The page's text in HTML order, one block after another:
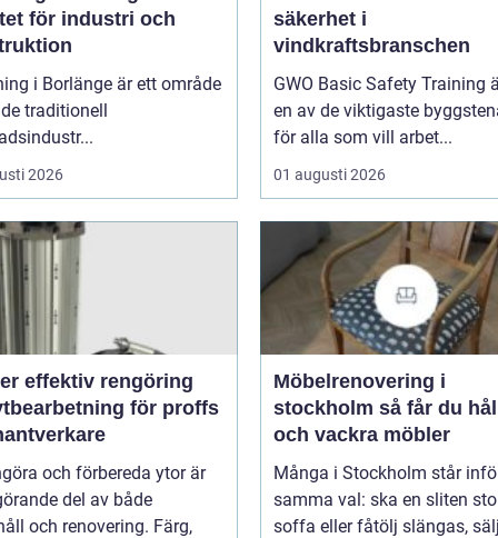
för industri och
i Borlänge är ett område
traditionell
2026
säkerhet i
vindkraftsbranschen
GWO Basic Safety Training
en av de viktigaste
för alla som vill arbet...
01 augusti 2026
för proffs
och förbereda ytor är
del av både
och renovering. Färg,
Möbelrenovering i
stockholm så får du hållbara
och vackra möbler
Många i Stockholm står
samma val: ska en sliten
soffa eller fåtölj slängas,